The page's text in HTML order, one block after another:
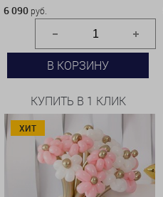
6 090 руб.
В КОРЗИНУ
КУПИТЬ В 1 КЛИК
ХИТ